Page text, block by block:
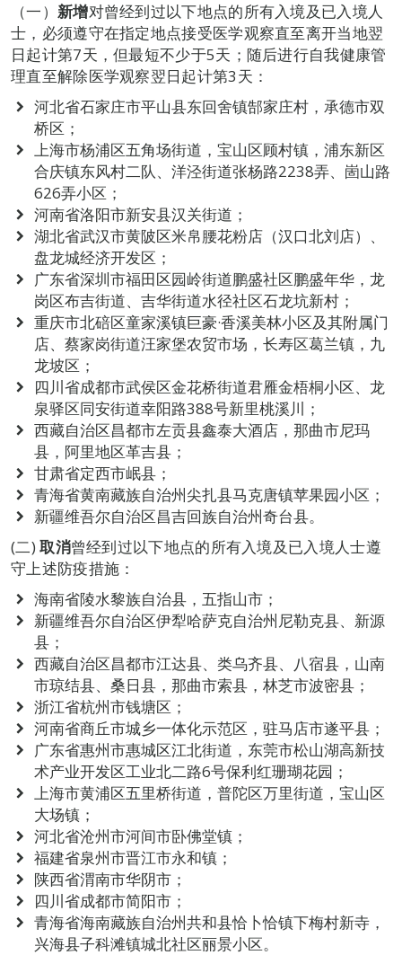
（一） 新增对曾经到过以下地点的所有入境及已入境人
士，必须遵守在指定地点接受医学观察直至离开当地翌
日起计第7天，但最短不少于5天；随后进行自我健康管
理直至解除医学观察翌日起计第3天：
河北省石家庄市平山县东回舍镇郜家庄村，承德市双
桥区；
上海市杨浦区五角场街道，宝山区顾村镇，浦东新区
合庆镇东风村二队、洋泾街道张杨路2238弄、崮山路
626弄小区；
河南省洛阳市新安县汉关街道；
湖北省武汉市黄陂区米帛腰花粉店（汉口北刘店）、
盘龙城经济开发区；
广东省深圳市福田区园岭街道鹏盛社区鹏盛年华，龙
岗区布吉街道、吉华街道水径社区石龙坑新村；
重庆市北碚区童家溪镇巨豪·香溪美林小区及其附属门
店、蔡家岗街道汪家堡农贸市场，长寿区葛兰镇，九
龙坡区；
四川省成都市武侯区金花桥街道君雁金梧桐小区、龙
泉驿区同安街道幸阳路388号新里桃溪川；
西藏自治区昌都市左贡县鑫泰大酒店，那曲市尼玛
县，阿里地区革吉县；
甘肃省定西市岷县；
青海省黄南藏族自治州尖扎县马克唐镇苹果园小区；
新疆维吾尔自治区昌吉回族自治州奇台县。
(二)取消曾经到过以下地点的所有入境及已入境人士遵
守上述防疫措施：
海南省陵水黎族自治县，五指山市；
新疆维吾尔自治区伊犁哈萨克自治州尼勒克县、新源
县；
西藏自治区昌都市江达县、类乌齐县、八宿县，山南
市琼结县、桑日县，那曲市索县，林芝市波密县；
浙江省杭州市钱塘区；
河南省商丘市城乡一体化示范区，驻马店市遂平县；
广东省惠州市惠城区江北街道，东莞市松山湖高新技
术产业开发区工业北二路6号保利红珊瑚花园；
上海市黄浦区五里桥街道，普陀区万里街道，宝山区
大场镇；
河北省沧州市河间市卧佛堂镇；
福建省泉州市晋江市永和镇；
陕西省渭南市华阴市；
四川省成都市简阳市；
青海省海南藏族自治州共和县恰卜恰镇下梅村新寺，
兴海县子科滩镇城北社区丽景小区。